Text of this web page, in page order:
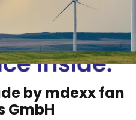
by mdexx fan
GmbH